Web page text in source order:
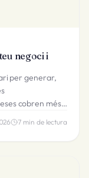
negoci i
per generar,
cobren més
7 min de lectura